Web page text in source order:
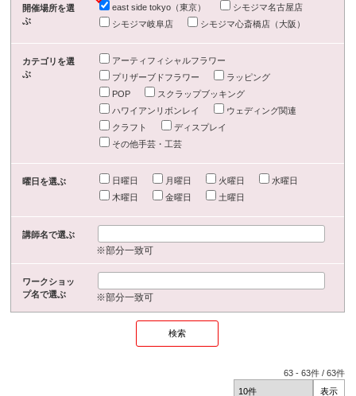
開催場所を選
ぶ
east side tokyo（東京）
シモジマ名古屋店
シモジマ岐阜店
シモジマ心斎橋店（大阪）
カテゴリを選
ぶ
アーティフィシャルフラワー
プリザーブドフラワー
ラッピング
POP
スクラップブッキング
ハワイアンリボンレイ
ウェディング関連
クラフト
ディスプレイ
その他手芸・工芸
曜日を選ぶ 日曜日 月曜日 火曜日
水曜日
木曜日
金曜日 土曜日
講師名で選ぶ
※部分一致可
ワークショッ
プ名で選ぶ
※部分一致可
63 -63件 /63件